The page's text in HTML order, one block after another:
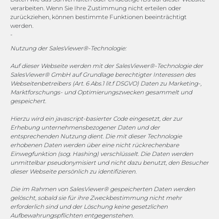
verarbeiten. Wenn Sie Ihre Zustimmung nicht erteilen oder
zurückziehen, können bestimmte Funktionen beeinträchtigt
werden.
-
Nutzung der SalesViewer®-Technologie:
Auf dieser Webseite werden mit der SalesViewer®-Technologie der
SalesViewer® GmbH auf Grundlage berechtigter Interessen des
Webseitenbetreibers (Art. 6 Abs.1 lit.f DSGVO) Daten zu Marketing-,
Marktforschungs- und Optimierungszwecken gesammelt und
gespeichert.
Hierzu wird ein javascript-basierter Code eingesetzt, der zur
Erhebung unternehmensbezogener Daten und der
entsprechenden Nutzung dient. Die mit dieser Technologie
erhobenen Daten werden über eine nicht rückrechenbare
Einwegfunktion (sog. Hashing) verschlüsselt. Die Daten werden
unmittelbar pseudonymisiert und nicht dazu benutzt, den Besucher
dieser Webseite persönlich zu identifizieren.
Die im Rahmen von SalesViewer® gespeicherten Daten werden
gelöscht, sobald sie für ihre Zweckbestimmung nicht mehr
erforderlich sind und der Löschung keine gesetzlichen
Aufbewahrungspflichten entgegenstehen.
Channels
vertrieb@megasoft.de
+49 2173 265 06 0
Mo. - Do. 08:00 - 17:00 Uhr
Fr. 08:00 - 15:00 Uhr
Sponsoring
1. FC Monheim
COOKIE-RICHTLINIE (EU)
© 2025 MEGASOFT® IT GmbH & Co. KG |